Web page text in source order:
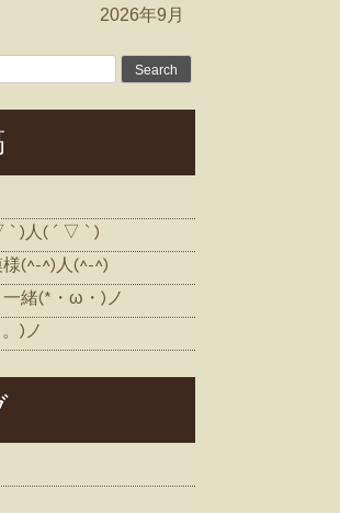
2026年9月
` )人( ´ ▽ ` )
(^-^)人(^-^)
緒(*・ω・)ノ
)ノ